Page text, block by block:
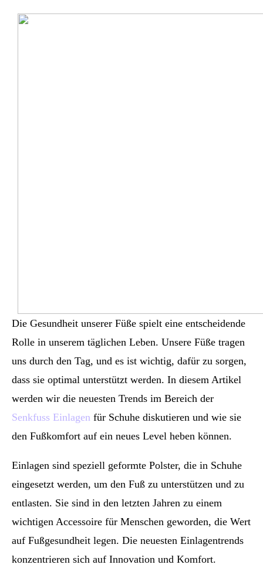
Die Gesundheit unserer Füße spielt eine entscheidende
Rolle in unserem täglichen Leben. Unsere Füße tragen
uns durch den Tag, und es ist wichtig, dafür zu sorgen,
dass sie optimal unterstützt werden. In diesem Artikel
werden wir die neuesten Trends im Bereich der
Senkfuss Einlagen für Schuhe diskutieren und wie sie
den Fußkomfort auf ein neues Level heben können.
Einlagen sind speziell geformte Polster, die in Schuhe
eingesetzt werden, um den Fuß zu unterstützen und zu
entlasten. Sie sind in den letzten Jahren zu einem
wichtigen Accessoire für Menschen geworden, die Wert
auf Fußgesundheit legen. Die neuesten Einlagentrends
konzentrieren sich auf Innovation und Komfort.